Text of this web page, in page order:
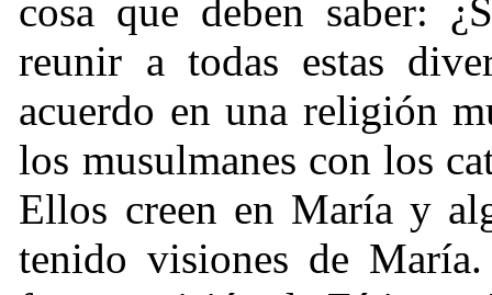
cosa que deben saber:
reunir a todas estas
acuerdo en una religión
los musulmanes con los
Ellos creen en María y
tenido visiones de